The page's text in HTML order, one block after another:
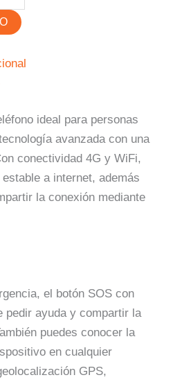
ideal para personas
avanzada con una
conectividad 4G y WiFi,
a internet, además
la conexión mediante
el botón SOS con
pedir ayuda y compartir la
puedes conocer la
en cualquier
GPS,